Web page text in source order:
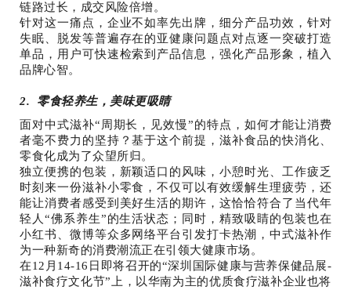
链路过长，成交风险倍增。
针对这一痛点，企业不如率先出牌，细分产品功效，针对
失眠、脱发等普遍存在的亚健康问题点对点逐一突破打造
单品，用户可快速检索到产品信息，强化产品形象，植入
品牌心智。
2. 零食轻养生，美味更吸睛
面对中式滋补“周期长，见效慢”的特点，如何才能让消费
者毫不费力的坚持？基于这个前提，滋补食品的快消化、
零食化成为了众望所归。
独立便携的包装，新颖适口的风味，小憩时光、工作疲乏
时刻来一份滋补小零食，不仅可以有效缓解生理疲劳，还
能让消费者感受到美好生活的期许，这恰恰符合了当代年
轻人“佛系养生”的生活状态；同时，精致吸睛的包装也在
小红书、微博等众多网络平台引发打卡热潮，中式滋补作
为一种新奇的消费潮流正在引领大健康市场。
在12月14-16日即将召开的“深圳国际健康与营养保健品展-
滋补食疗文化节”上，以华南为主的优质食疗滋补企业也将